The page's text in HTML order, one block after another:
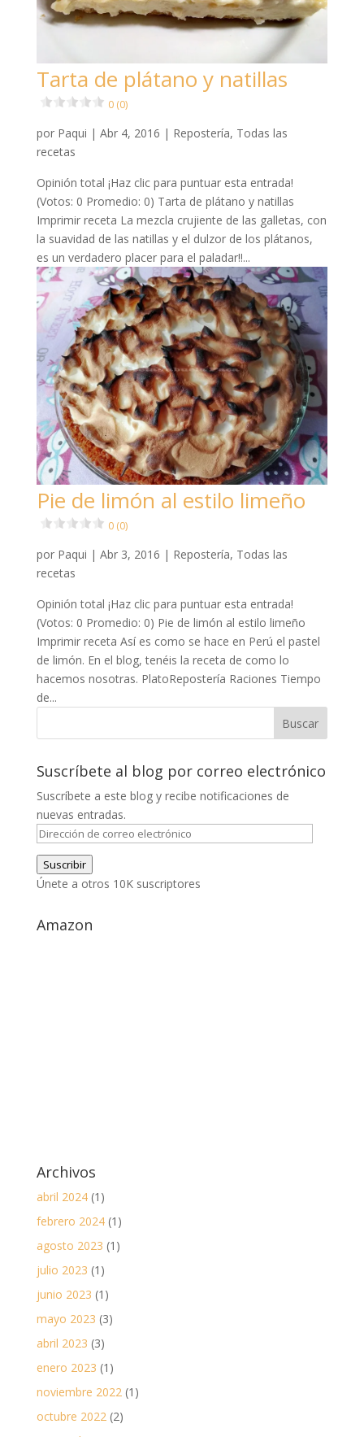
Tarta de plátano y natillas
0 (0)
por Paqui | Abr 4, 2016 | Repostería, Todas las
recetas
Opinión total ¡Haz clic para puntuar esta entrada!
(Votos: 0 Promedio: 0) Tarta de plátano y natillas
Imprimir receta La mezcla crujiente de las galletas, con
la suavidad de las natillas y el dulzor de los plátanos,
es un verdadero placer para el paladar!!...
Pie de limón al estilo limeño
0 (0)
por Paqui | Abr 3, 2016 | Repostería, Todas las
recetas
Opinión total ¡Haz clic para puntuar esta entrada!
(Votos: 0 Promedio: 0) Pie de limón al estilo limeño
Imprimir receta Así es como se hace en Perú el pastel
de limón. En el blog, tenéis la receta de como lo
hacemos nosotras. PlatoRepostería Raciones Tiempo
de...
Suscríbete al blog por correo electrónico
Suscríbete a este blog y recibe notificaciones de
nuevas entradas.
Dirección
de
correo
electrónico
Suscribir
Únete a otros 10K suscriptores
Amazon
Archivos
abril 2024(1)
febrero 2024(1)
agosto 2023 (1)
julio 2023 (1)
junio 2023 (1)
mayo 2023 (3)
abril 2023 (3)
enero 2023 (1)
noviembre 2022(1)
octubre 2022(2)